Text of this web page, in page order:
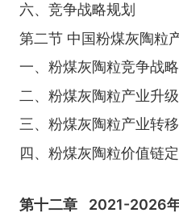
六、竞争战略规划
第二节 中国粉煤灰陶粒
一、粉煤灰陶粒竞争战
二、粉煤灰陶粒产业升
三、粉煤灰陶粒产业转
四、粉煤灰陶粒价值链
第十二章
2021-2026